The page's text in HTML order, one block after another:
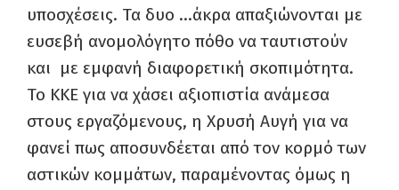
υποσχέσεις. Τα δυο …άκρα απαξιώνονται με
ευσεβή ανομολόγητο πόθο να ταυτιστούν
και με εμφανή διαφορετική σκοπιμότητα.
Το ΚΚΕ για να χάσει αξιοπιστία ανάμεσα
στους εργαζόμενους, η Χρυσή Αυγή για να
φανεί πως αποσυνδέεται από τον κορμό των
αστικών κομμάτων, παραμένοντας όμως η